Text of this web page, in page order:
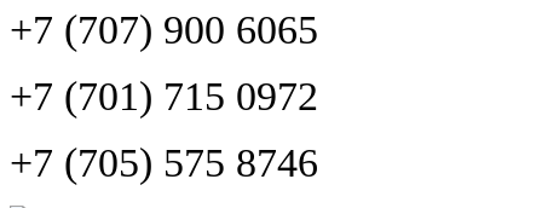
+7 (707) 900 6065
+7 (701) 715 0972
+7 (705) 575 8746